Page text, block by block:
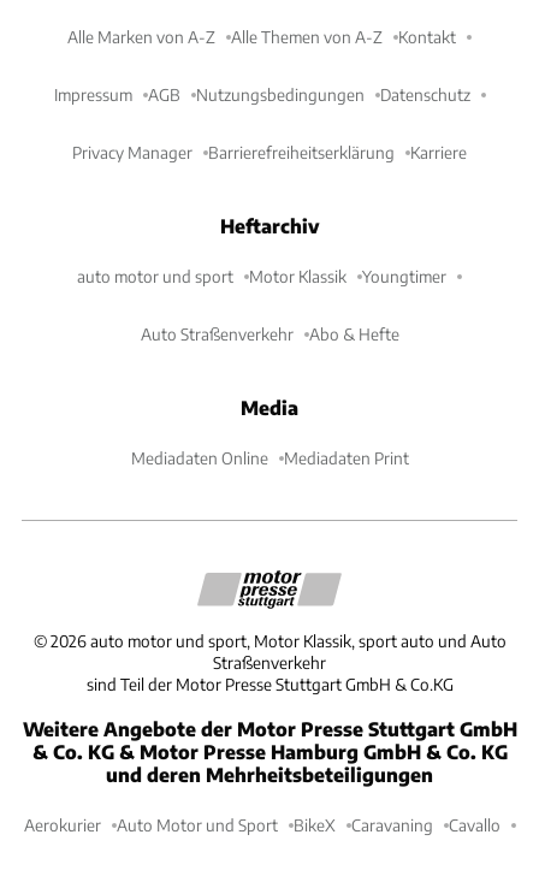
Alle Marken von A-Z Alle Themen von A-Z Kontakt
Impressum AGB Nutzungsbedingungen Datenschutz
Privacy Manager Barrierefreiheitserklärung Karriere
Heftarchiv
auto motor und sport Motor Klassik Youngtimer
Auto Straßenverkehr Abo & Hefte
Media
Mediadaten Online Mediadaten Print
©2026 auto motor und sport, Motor Klassik, sport auto und Auto
Straßenverkehr
sind Teil der Motor Presse Stuttgart GmbH & Co.KG
Weitere Angebote der Motor Presse Stuttgart GmbH
& Co. KG & Motor Presse Hamburg GmbH & Co. KG
und deren Mehrheitsbeteiligungen
Aerokurier Auto Motor und Sport BikeX Caravaning Cavallo